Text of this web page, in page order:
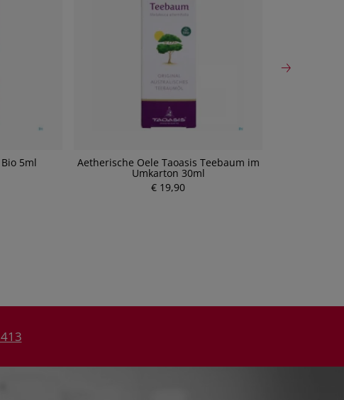
5ml
Aetherische Oele Taoasis Teebaum im
Umkarton 30ml
€ 19,90
P
r